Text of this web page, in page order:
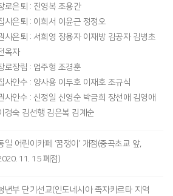
로은퇴 : 진영복 조용간
사은퇴 : 이희서 이윤근 정정오
사은퇴 : 서희영 장용자 이재방 김공자 김병초
옥자
로장립 : 엄주형 조경훈
사안수 : 양사용 이두호 이재호 조규식
사안수 : 신정일 신영순 박금희 장선애 김영애
경숙 김선행 김은복 김계순
일 어린이카페 ‘꿈쟁이’ 개점(중곡초교 앞,
11. 15 폐점)
년부 단기선교(인도네시아 족자카르타 지역